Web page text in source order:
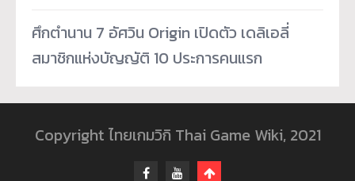
ศึกตำนาน 7 อัศวิน Origin เปิดตัว เดลิเอลี่
สมาชิกแห่งบัญญัติ 10 ประการคนแรก
Copyright ไทยเกมวิกิ Thai Game Wiki, 2021